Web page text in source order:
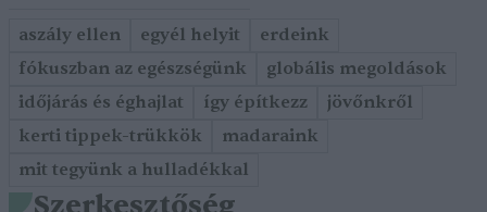
aszály ellen egyél helyit
erdeink
fókuszban az egészségünk
globális megoldások
időjárás és éghajlat
így építkezz
jövőnkről
kerti tippek-trükkök
madaraink
mit tegyünk a hulladékkal
Szerkesztőség